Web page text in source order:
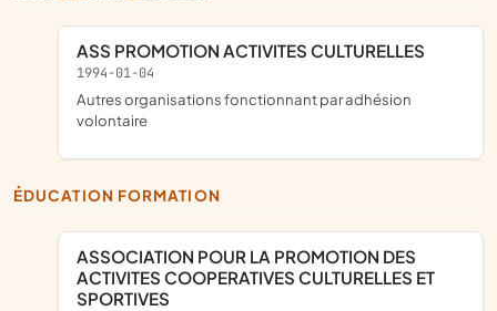
ASS PROMOTION ACTIVITES CULTURELLES
1994-01-04
Autres organisations fonctionnant par adhésion
volontaire
ÉDUCATION FORMATION
ASSOCIATION POUR LA PROMOTION DES
ACTIVITES COOPERATIVES CULTURELLES ET
SPORTIVES